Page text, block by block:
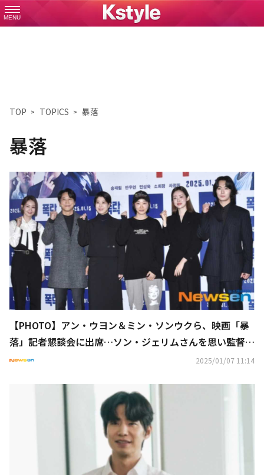
MENU
TOP TOPICS 暴落
暴落
【PHOTO】アン・ウヨン＆ミン・ソンウクら、映画「暴
落」記者懇談会に出席…ソン・ジェリムさんを思い監督が
涙
2025/01/07 11:14